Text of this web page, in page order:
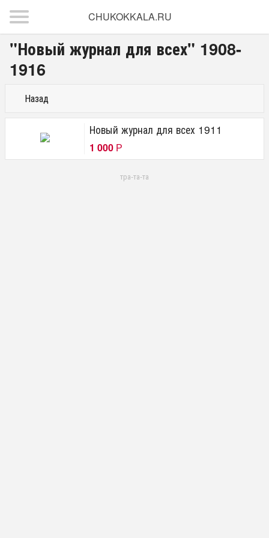
CHUKOKKALA.RU
"Новый журнал для всех" 1908-
1916
Назад
Новый журнал для всех 1911
1 000 Р
тра-та-та